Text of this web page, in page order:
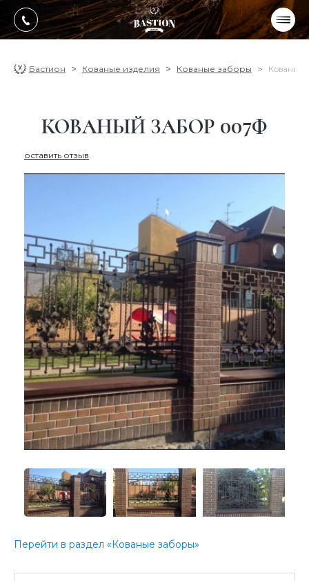
ПРОДУКЦИЯ
О компании
Контакти
Бастион Кованые изделия Кованые заборы Кованый
КОВАНЫЙ ЗАБОР 007Ф
оставить отзыв
Перейти в раздел «Кованые заборы»